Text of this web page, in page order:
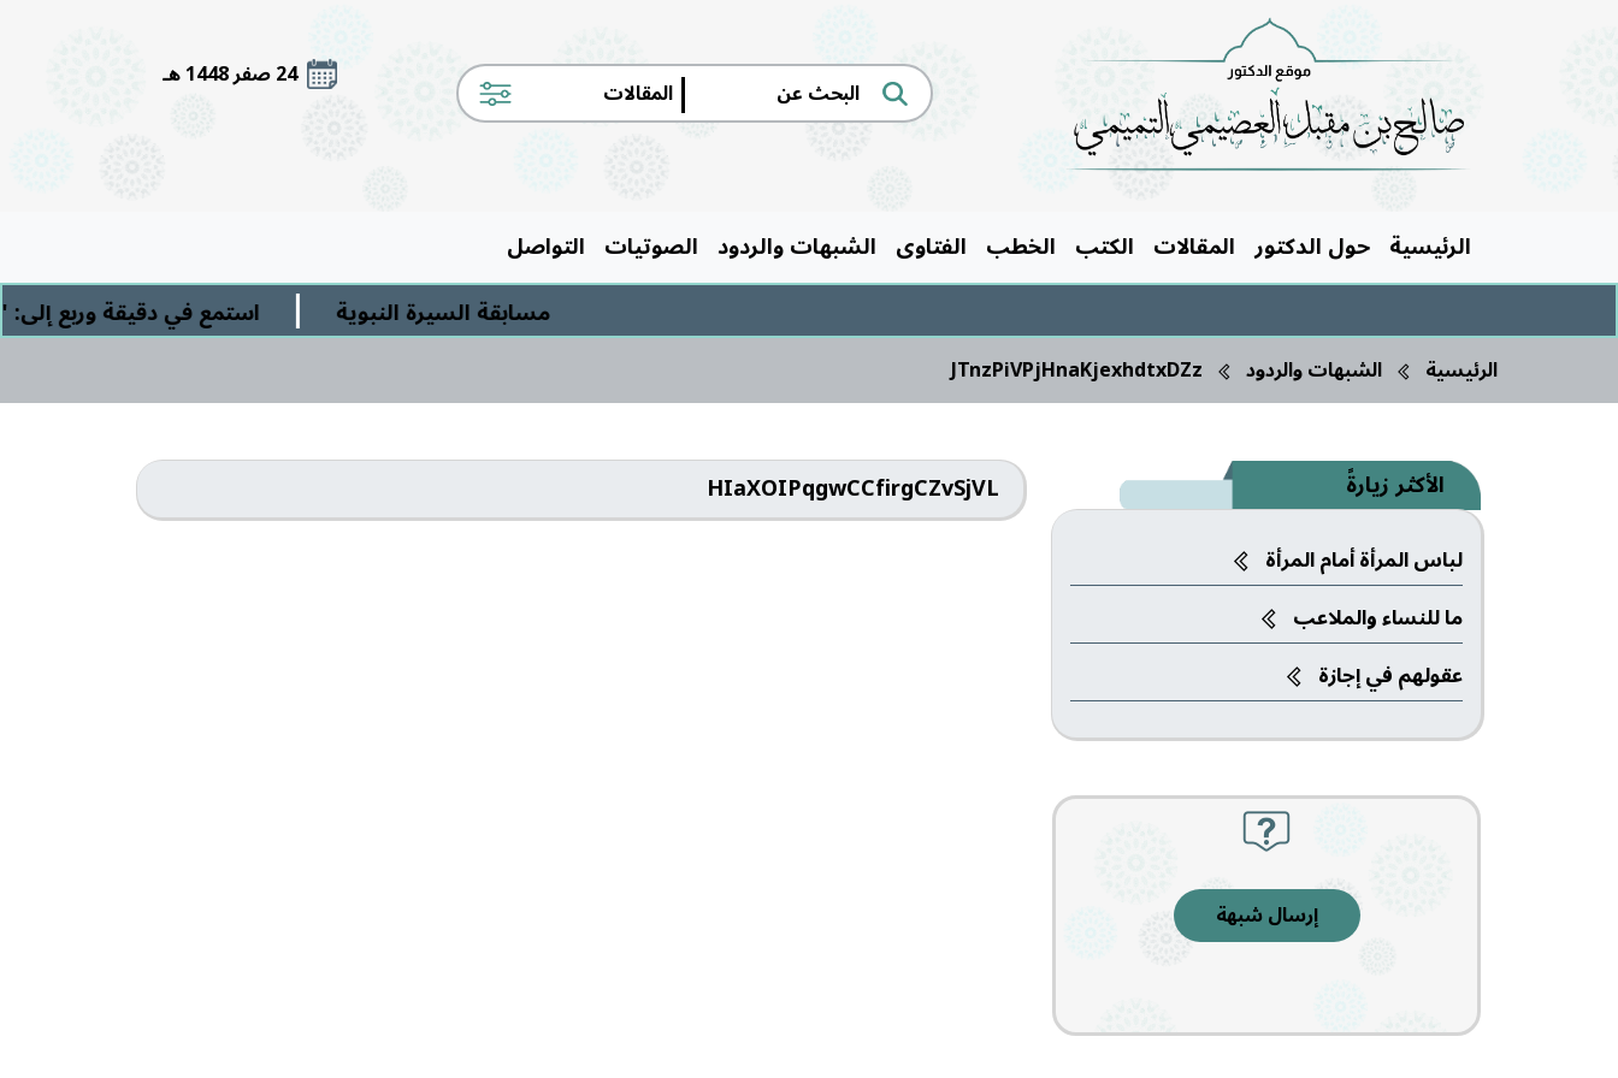
| 24 صفر 1448 هـ
الرئيسية حول الدكتور المقالات الكتب الخطب الفتاوى الشبهات والردود الصوتيات التواصل
مسابقة السيرة النبوية
| استمع في دقيقة وربع إلى:
الرئيسية الشبهات والردود JTnzPiVPjHnaKjexhdtxDZz
الأكثر زيارةً
لباس المرأة أمام المرأة
ما للنساء والملاعب‎
عقولهم في إجازة
إرسال شبهة
HIaXOIPqgwCCfirgCZvSjVL